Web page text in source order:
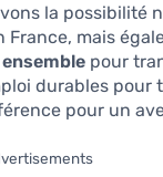
la possibilité
mais
pour
durables pour
pour un